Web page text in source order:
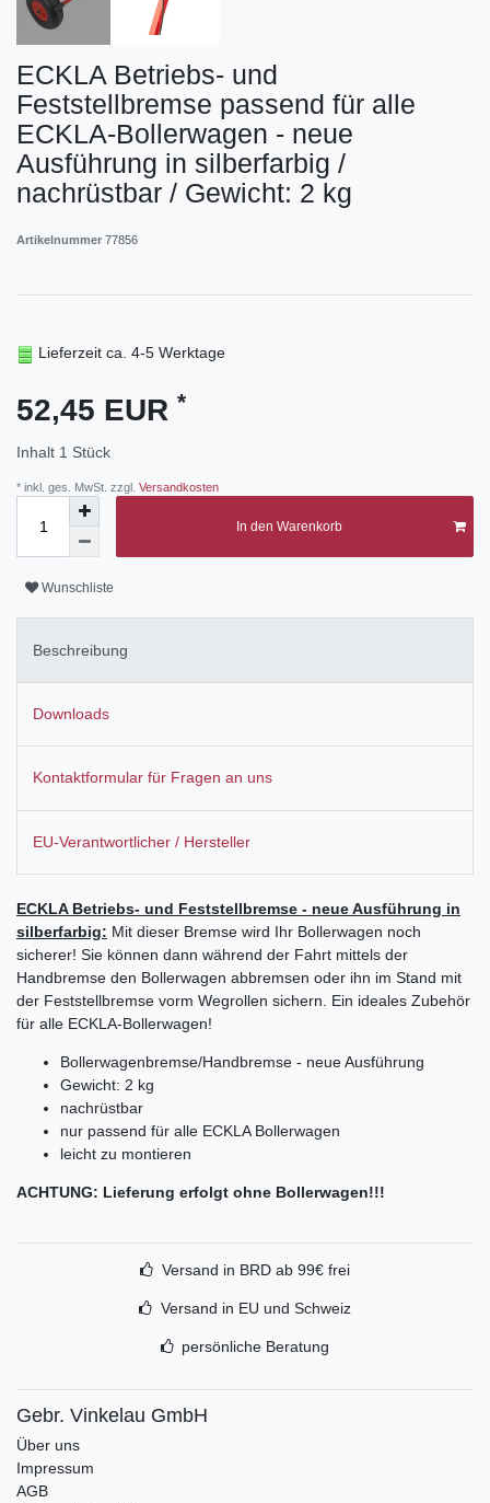
ECKLA Betriebs- und
Feststellbremse passend für alle
ECKLA-Bollerwagen - neue
Ausführung in silberfarbig /
nachrüstbar / Gewicht: 2 kg
Artikelnummer 77856
Lieferzeit ca. 4-5 Werktage
52,45 EUR *
Inhalt 1 Stück
* inkl. ges. MwSt. zzgl. Versandkosten
In den Warenkorb
Wunschliste
Beschreibung
Downloads
Kontaktformular für Fragen an uns
EU-Verantwortlicher / Hersteller
ECKLA Betriebs- und Feststellbremse - neue Ausführung in
silberfarbig: Mit dieser Bremse wird Ihr Bollerwagen noch
sicherer! Sie können dann während der Fahrt mittels der
Handbremse den Bollerwagen abbremsen oder ihn im Stand mit
der Feststellbremse vorm Wegrollen sichern. Ein ideales Zubehör
für alle ECKLA-Bollerwagen!
Bollerwagenbremse/Handbremse - neue Ausführung
Gewicht: 2 kg
nachrüstbar
nur passend für alle ECKLA Bollerwagen
leicht zu montieren
ACHTUNG: Lieferung erfolgt ohne Bollerwagen!!!
Versand in BRD ab 99€ frei
Versand in EU und Schweiz
persönliche Beratung
Gebr. Vinkelau GmbH
Über uns
Impressum
AGB